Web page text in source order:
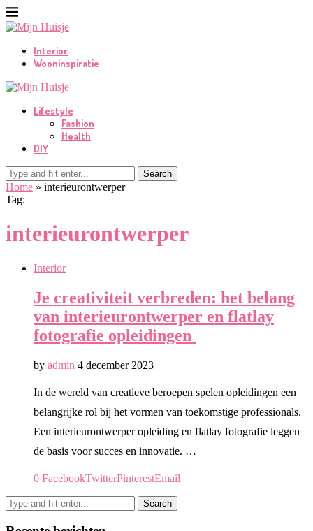
Interior
Wooninspiratie
Lifestyle
Fashion
Health
DIY
Search
Home » interieurontwerper
Tag:
interieurontwerper
Interior
Je creativiteit verbreden: het belang
van interieurontwerper en flatlay
fotografie opleidingen
by admin 4 december 2023
In de wereld van creatieve beroepen spelen opleidingen een
belangrijke rol bij het vormen van toekomstige professionals.
Een interieurontwerper opleiding en flatlay fotografie leggen
de basis voor succes en innovatie. …
0 FacebookTwitterPinterestEmail